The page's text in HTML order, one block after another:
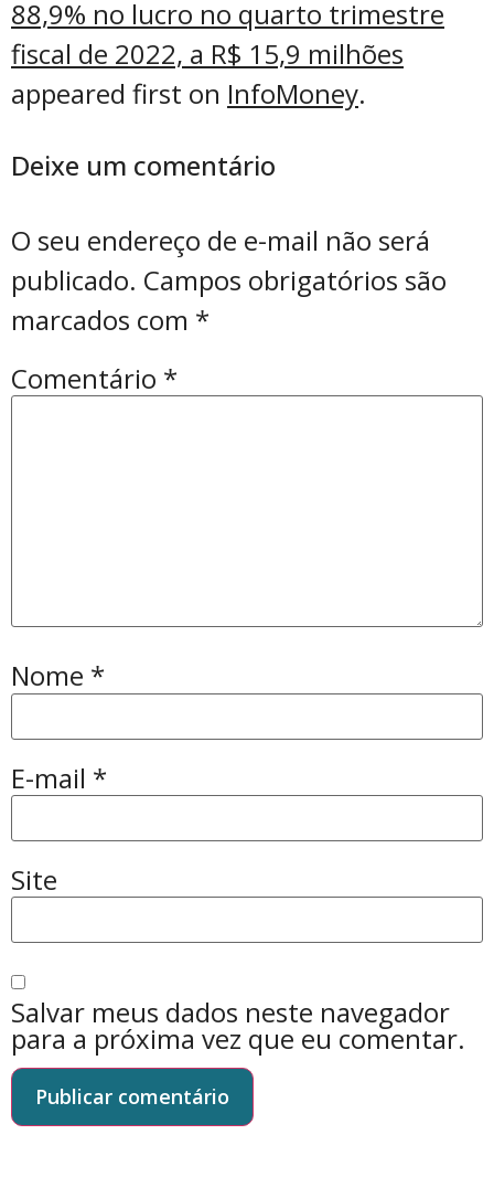
88,9% no lucro no quarto trimestre
fiscal de 2022, a R$ 15,9 milhões
appeared first on InfoMoney.
Deixe um comentário
O seu endereço de e-mail não será
publicado. Campos obrigatórios são
marcados com *
Comentário *
Nome *
E-mail *
Site
Salvar meus dados neste navegador
para a próxima vez que eu comentar.